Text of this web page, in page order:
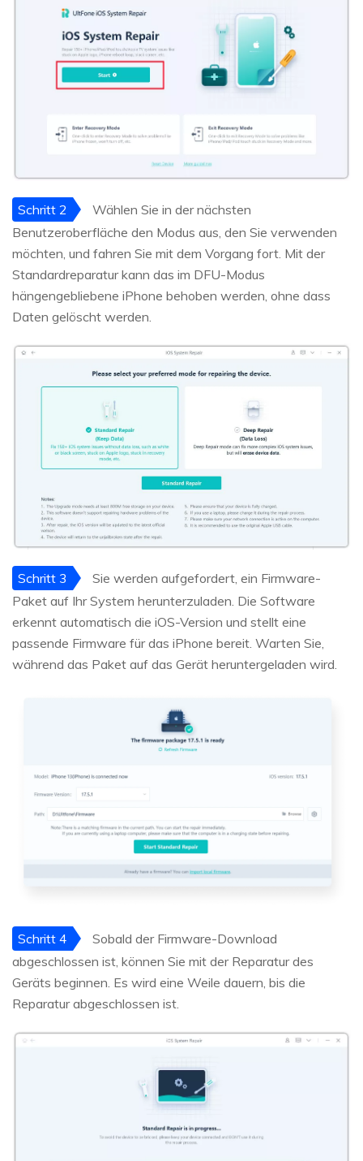
Schritt 2
Wählen Sie in der nächsten
Benutzeroberfläche den Modus aus, den Sie verwenden
möchten, und fahren Sie mit dem Vorgang fort. Mit der
Standardreparatur kann das im DFU-Modus
hängengebliebene iPhone behoben werden, ohne dass
Daten gelöscht werden.
Schritt 3
Sie werden aufgefordert, ein Firmware-
Paket auf Ihr System herunterzuladen. Die Software
erkennt automatisch die iOS-Version und stellt eine
passende Firmware für das iPhone bereit. Warten Sie,
während das Paket auf das Gerät heruntergeladen wird.
Schritt 4
Sobald der Firmware-Download
abgeschlossen ist, können Sie mit der Reparatur des
Geräts beginnen. Es wird eine Weile dauern, bis die
Reparatur abgeschlossen ist.